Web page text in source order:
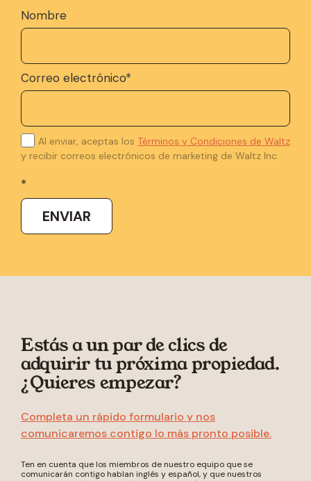
Nombre
Correo electrónico*
Al enviar, aceptas los Términos y Condiciones de Waltz
y recibir correos electrónicos de marketing de Waltz Inc.
*
Estás a un par de clics de
adquirir tu próxima propiedad.
¿Quieres empezar?
Completa un rápido formulario y nos
comunicaremos contigo lo más pronto posible.
Ten en cuenta que los miembros de nuestro equipo que se
comunicarán contigo hablan inglés y español, y que nuestros